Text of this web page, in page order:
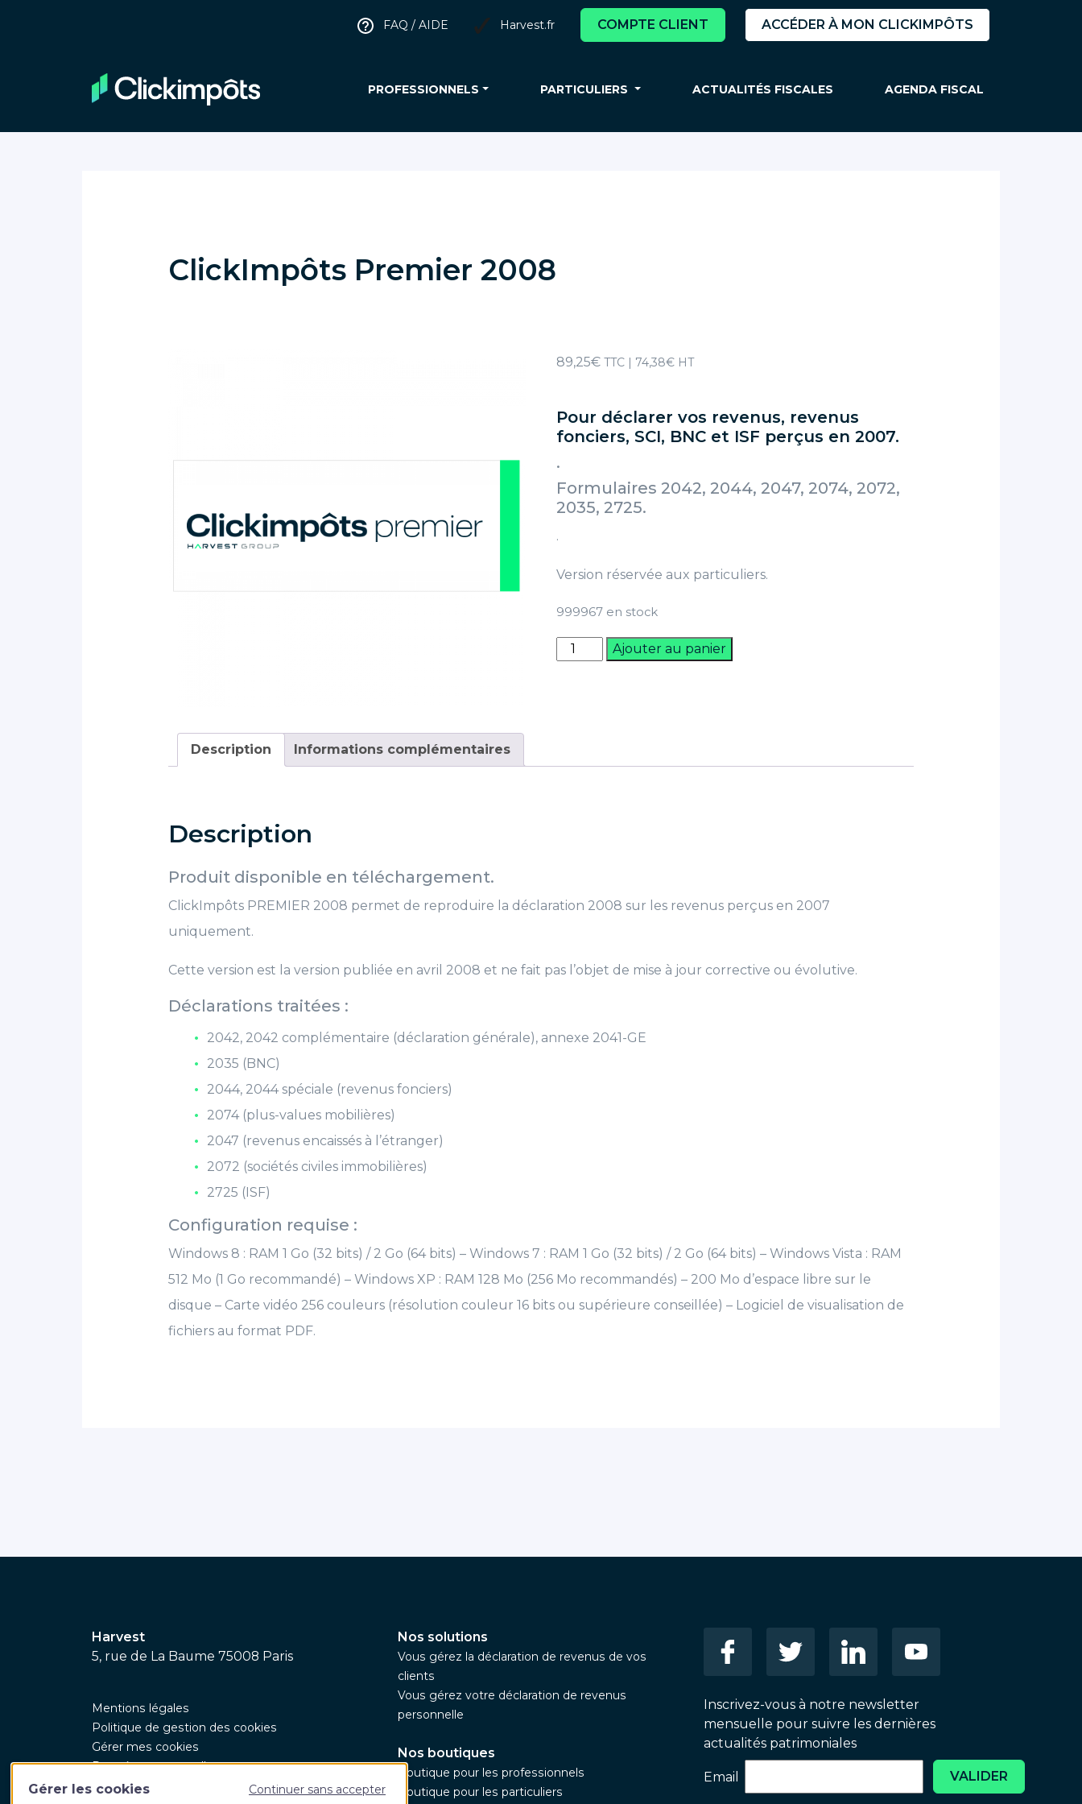
FAQ / AIDE Harvest.fr COMPTE CLIENT ACCÉDER À MON CLICKIMPÔTS
PROFESSIONNELS PARTICULIERS ACTUALITÉS FISCALES AGENDA FISCAL
ClickImpôts Premier 2008
89,25€ TTC | 74,38€HT
Pour déclarer vos revenus, revenus
fonciers, SCI, BNC et ISF perçus en 2007.
.
Formulaires 2042, 2044, 2047, 2074, 2072,
2035, 2725.
.
Version réservée aux particuliers.
999967 en stock
quantité
de
Ajouter au panier
Description Informations complémentaires
Description
Produit disponible en téléchargement.
ClickImpôts PREMIER 2008 permet de reproduire la déclaration 2008 sur les revenus perçus en 2007
uniquement.
Cette version est la version publiée en avril 2008 et ne fait pas l’objet de mise à jour corrective ou évolutive.
Déclarations traitées :
2042, 2042 complémentaire (déclaration générale), annexe 2041-GE
2035 (BNC)
2044, 2044 spéciale (revenus fonciers)
2074 (plus-values mobilières)
2047 (revenus encaissés à l’étranger)
2072 (sociétés civiles immobilières)
2725 (ISF)
Configuration requise :
Windows 8 : RAM 1 Go (32 bits) / 2 Go (64 bits) – Windows 7 : RAM 1 Go (32 bits) / 2 Go (64 bits) – Windows Vista : RAM
512 Mo (1 Go recommandé) – Windows XP : RAM 128 Mo (256 Mo recommandés) – 200 Mo d’espace libre sur le
disque – Carte vidéo 256 couleurs (résolution couleur 16 bits ou supérieure conseillée) – Logiciel de visualisation de
fichiers au format PDF.
Harvest
5, rue de La Baume 75008 Paris
Mentions légales
Politique de gestion des cookies
Gérer mes cookies
Données personnelles
CGV
Nos solutions
Vous gérez la déclaration de revenus de vos
clients
Vous gérez votre déclaration de revenus
personnelle
Nos boutiques
Boutique pour les professionnels
Boutique pour les particuliers
Inscrivez-vous à notre newsletter
mensuelle pour suivre les dernières
actualités patrimoniales
Email
VALIDER
Gérer les cookies
Continuer sans accepter